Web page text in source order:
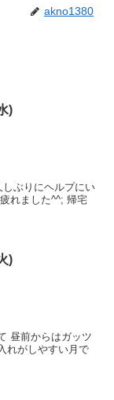
akno1380
)
ぶりにヘルプにい
れました^^; 帰宅
)
昼前からはガッツ
れがしやすい月で